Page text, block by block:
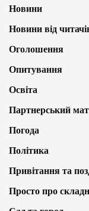
Новини
Новини від
Оголошення
Опитування
Освіта
Партнерський
Погода
Політика
Привітання та
Просто про